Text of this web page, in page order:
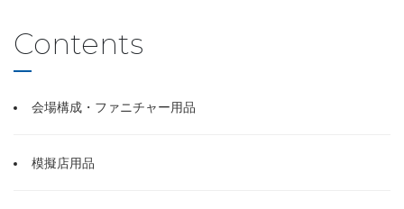
Contents
会場構成・ファニチャー用品
模擬店用品